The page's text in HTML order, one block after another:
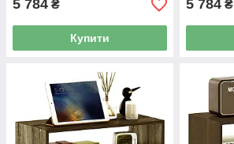
5 784 ₴
Купити
5 784 ₴